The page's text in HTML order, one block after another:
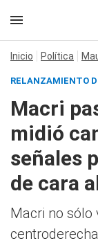
Inicio Política
RELANZAMIENTO
Macri
midió
señales
de cara
Macri no sólo